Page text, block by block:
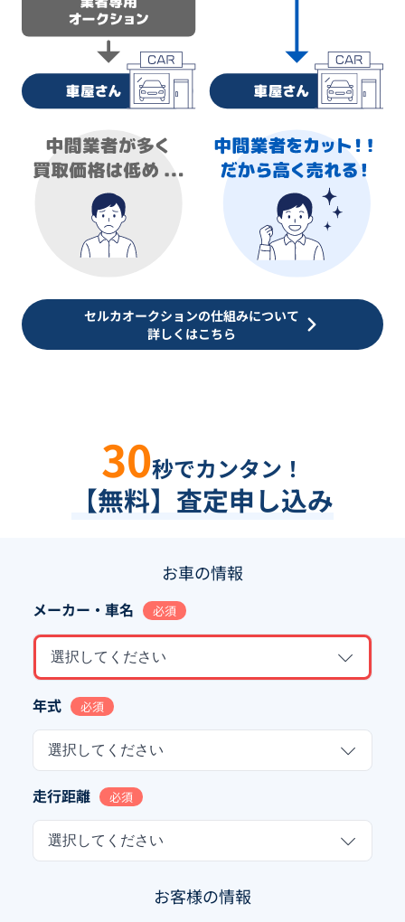
セルカオークションの仕組みについて
詳しくはこちら
30秒でカンタン！
【無料】査定申し込み
お車の情報
メーカー・車名 必須
選択してください
年式 必須
選択してください
走行距離 必須
選択してください
お客様の情報